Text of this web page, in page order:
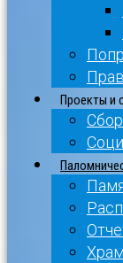
Проекты и